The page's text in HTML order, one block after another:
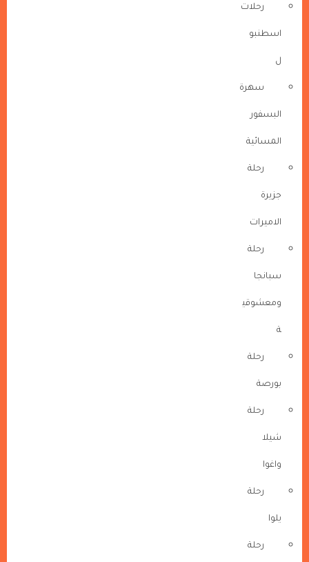
رحلات
اسطنبو
ل
سهرة
البسفور
المسائية
رحلة
جزيرة
الاميرات
رحلة
سبانجا
ومعشوقي
ة
رحلة
بورصة
رحلة
شيلا
واغوا
رحلة
يلوا
رحلة